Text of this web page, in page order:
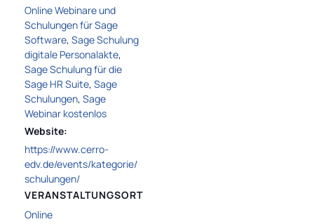
Online Webinare und
Schulungen für Sage
Software, Sage Schulung
digitale Personalakte,
Sage Schulung für die
Sage HR Suite, Sage
Schulungen, Sage
Webinar kostenlos
Website:
https://www.cerro-
edv.de/events/kategorie/
schulungen/
VERANSTALTUNGSORT
Online